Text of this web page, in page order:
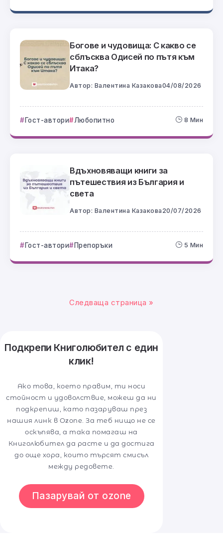
Богове и чудовища: С какво се
сблъсква Одисей по пътя към
Итака?
Автор: Валентина Казакова04/08/2026
Гост-автори Любопитно 8 Мин
Вдъхновяващи книги за
пътешествия из България и
света
Автор: Валентина Казакова 20/07/2026
Гост-автори Препоръки 5 Мин
Следваща страница »
Подкрепи Книголюбител с един
клик!
Ако това, което правим, ти носи
стойност и удоволствие, можеш да ни
подкрепиш, като пазаруваш през
нашия линк в Ozone. За теб нищо не се
оскъпява, а така помагаш на
Книголюбител да расте и да достига
до още хора, които търсят смисъл
между редовете.
Пазарувай от ozone